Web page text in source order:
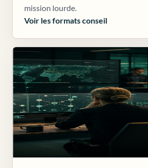
mission lourde.
Voir les formats conseil